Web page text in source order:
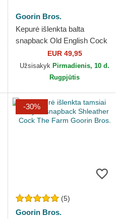
Goorin Bros.
Kepurė išlenkta balta
snapback Old English Cock
The Farm Goorin Bros.
EUR 49,95
Užsisakyk Pirmadienis, 10 d.
Rugpjūtis
-30%
(5)
Goorin Bros.